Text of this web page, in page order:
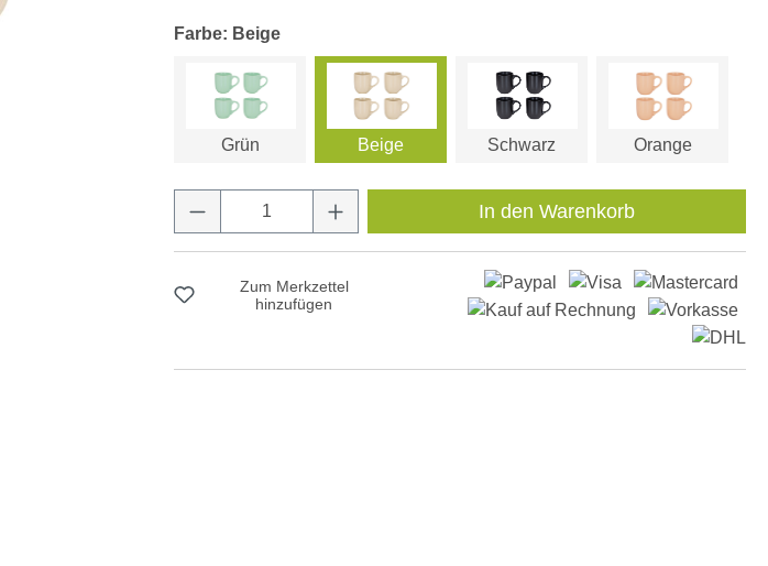
Farbe: Beige
Grün Beige Schwarz Orange
Produkt Anzahl: Gib den gewünschten Wert ein
In den Warenkorb
Zum Merkzettel
hinzufügen